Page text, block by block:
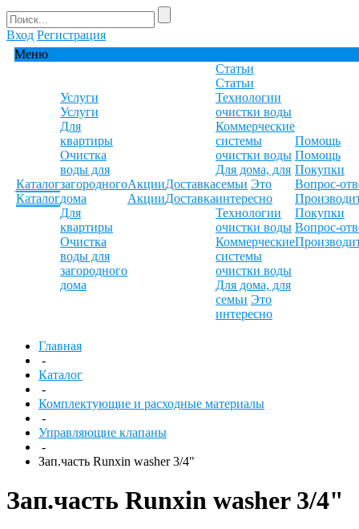
Вход Регистрация
Меню
Каталог
Каталог
Услуги
Услуги
Для
квартиры
Очистка
воды для
загородного
дома
Для
квартиры
Очистка
воды для
загородного
дома
Акции
Акции
Доставка
Доставка
Статьи
Статьи
Технологии
очистки воды
Коммерческие
системы
очистки воды
Для дома, для
семьи Это
интересно
Технологии
очистки воды
Коммерческие
системы
очистки воды
Для дома, для
семьи Это
интересно
Помощь
Помощь
Покупки
Вопрос-
Покупки
Вопрос-
Главная
-
Каталог
-
Комплектующие и расходные материалы
-
Управляющие клапаны
-
Зап.часть Runxin washer 3/4"
Зап.часть Runxin washer 3/4"